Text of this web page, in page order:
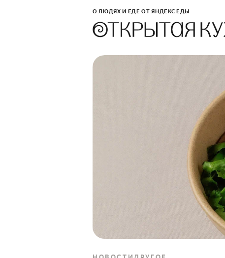
О ЛЮДЯХ И ЕДЕ ОТ ЯНДЕКС ЕДЫ